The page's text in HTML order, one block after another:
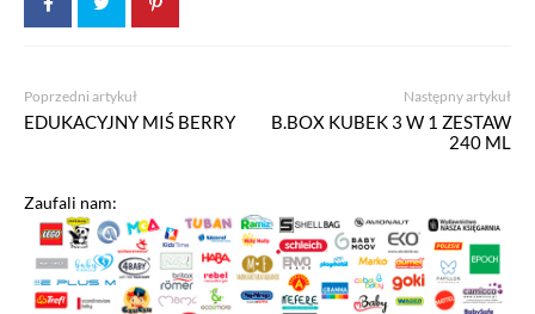
Poprzedni artykuł
EDUKACYJNY MIŚ BERRY
Następny artykuł
B.BOX KUBEK 3 W 1 ZESTAW
240 ML
Zaufali nam: